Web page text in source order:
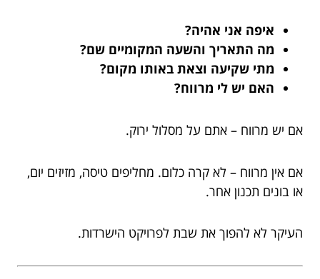
איפה אני אהיה?
מה התאריך והשעה המקומיים שם?
מתי שקיעה וצאת באותו מקום?
האם יש לי מרווח?
אם יש מרווח – אתם על מסלול ירוק.
אם אין מרווח – לא קרה כלום. מחליפים טיסה, מזיזים יום,
או בונים תכנון אחר.
העיקר לא להפוך את שבת לפרויקט הישרדות.